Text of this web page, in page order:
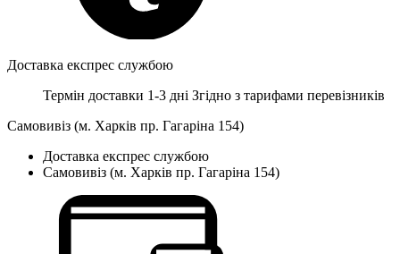
Доставка експрес службою
Термін доставки 1-3 дні Згідно з тарифами перевізників
Самовивіз (м. Харків пр. Гагаріна 154)
Доставка експрес службою
Самовивіз (м. Харків пр. Гагаріна 154)